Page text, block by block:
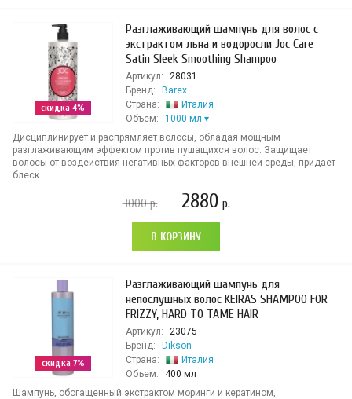
скидка 4%
Разглаживающий шампунь для волос с
экстрактом льна и водоросли Joc Care
Satin Sleek Smoothing Shampoo
Артикул:
28031
Бренд:
Barex
Страна:
Италия
Объем:
1000 мл
Дисциплинирует и распрямляет волосы, обладая мощным
разглаживающим эффектом против пушащихся волос. Защищает
волосы от воздействия негативных факторов внешней среды, придает
блеск ...
3000р. 2880 р.
В КОРЗИНУ
скидка 7%
Разглаживающий шампунь для
непослушных волос KEIRAS SHAMPOO FOR
FRIZZY, HARD TO TAME HAIR
Артикул:
23075
Бренд:
Dikson
Страна:
Италия
Объем:
400 мл
Шампунь, обогащенный экстрактом моринги и кератином,